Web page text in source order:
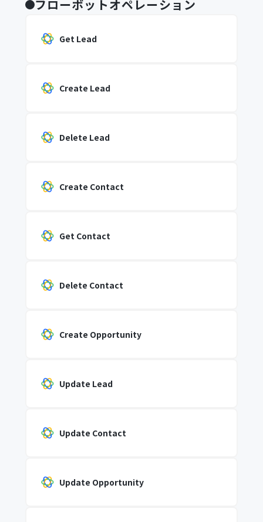
フローボットオペレーション
Get Lead
Create Lead
Delete Lead
Create Contact
Get Contact
Delete Contact
Create Opportunity
Update Lead
Update Contact
Update Opportunity